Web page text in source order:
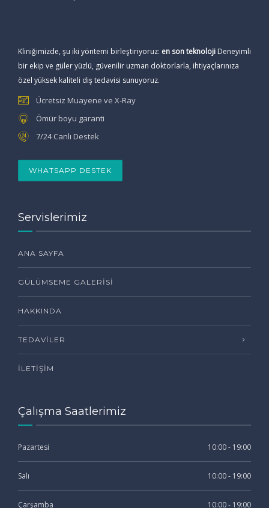
Kliniğimizde, şu iki yöntemi birleştiriyoruz: en son teknoloji Deneyimli
bir ekip ve güler yüzlü, güvenilir uzman doktorlarla, ihtiyaçlarınıza
özel yüksek kaliteli diş tedavisi sunuyoruz.
Ücretsiz Muayene ve X-Ray
Ömür boyu garanti
7/24 Canlı Destek
WHATSAPP DESTEK
Servislerimiz
ANA SAYFA
GÜLÜMSEME GALERISI
HAKKINDA
TEDAVILER
İLETIŞIM
Çalışma Saatlerimiz
Pazartesi 10:00 - 19:00
Salı 10:00 - 19:00
Çarşamba 10:00 - 19:00